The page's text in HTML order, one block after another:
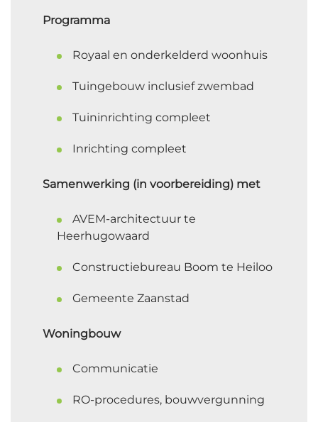
Programma
Royaal en onderkelderd woonhuis
Tuingebouw inclusief zwembad
Tuininrichting compleet
Inrichting compleet
Samenwerking (in voorbereiding) met
AVEM-architectuur te
Heerhugowaard
Constructiebureau Boom te Heiloo
Gemeente Zaanstad
Woningbouw
Communicatie
RO-procedures, bouwvergunning